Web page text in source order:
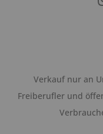
Verkauf nur an
Freiberufler und